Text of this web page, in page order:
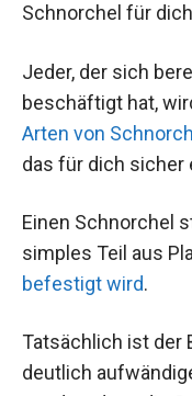
Schnorchel für
Jeder, der sich
beschäftigt hat,
Arten von
das für dich sicher
Einen Schnorchel
simples Teil aus
befestigt wird.
Tatsächlich ist der
deutlich